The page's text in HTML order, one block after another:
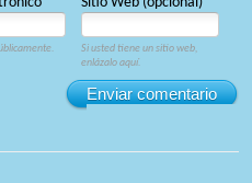
Si usted tiene un sitio web,
enlázalo aquí.
Enviar comentario